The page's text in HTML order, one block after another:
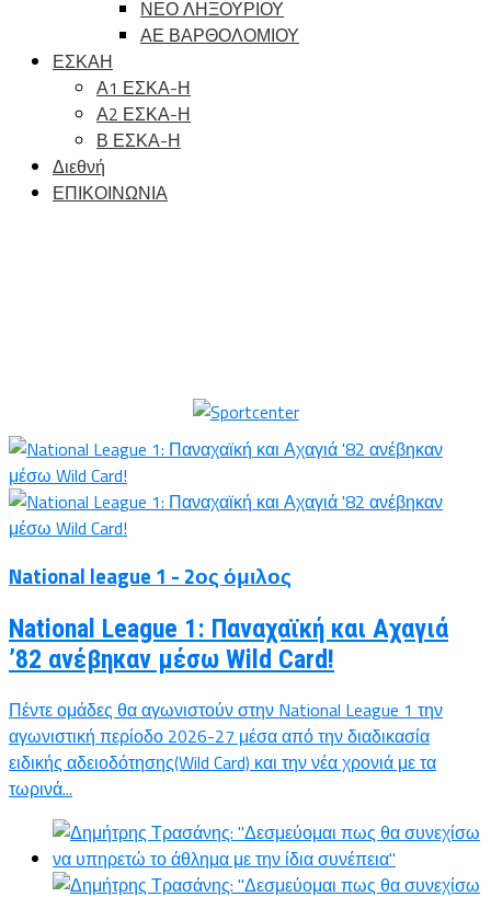
ΝΕΟ ΛΗΞΟΥΡΙΟΥ
ΑΕ ΒΑΡΘΟΛΟΜΙΟΥ
ΕΣΚΑΗ
Α1 ΕΣΚΑ-Η
Α2 ΕΣΚΑ-Η
Β ΕΣΚΑ-Η
Διεθνή
ΕΠΙΚΟΙΝΩΝΙΑ
National league 1 - 2ος όμιλος
National League 1: Παναχαϊκή και Αχαγιά
’82 ανέβηκαν μέσω Wild Card!
Πέντε ομάδες θα αγωνιστούν στην National League 1 την
αγωνιστική περίοδο 2026-27 μέσα από την διαδικασία
ειδικής αδειοδότησης(Wild Card) και την νέα χρονιά με τα
τωρινά...